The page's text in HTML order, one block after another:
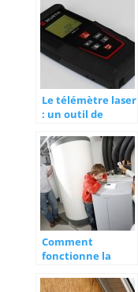
Le télémètre laser
: un outil de
pour les
constructeurs
Comment
fonctionne la